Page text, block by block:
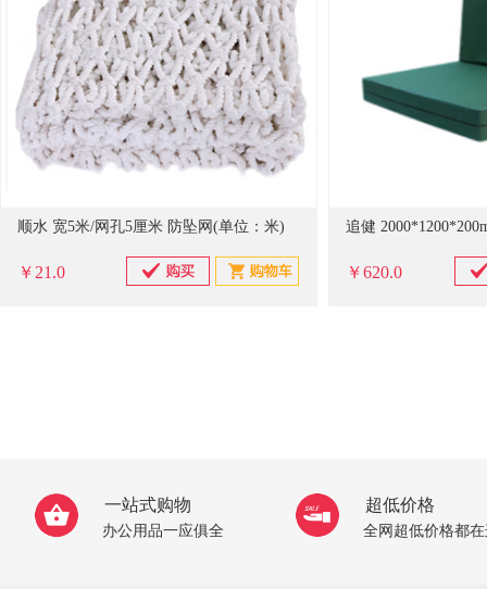
顺水 宽5米/网孔5厘米 防坠网(单位：米)
￥21.0 ￥620.0
一站式购物
办公用品一应俱全
超低价格
全网超低价格都